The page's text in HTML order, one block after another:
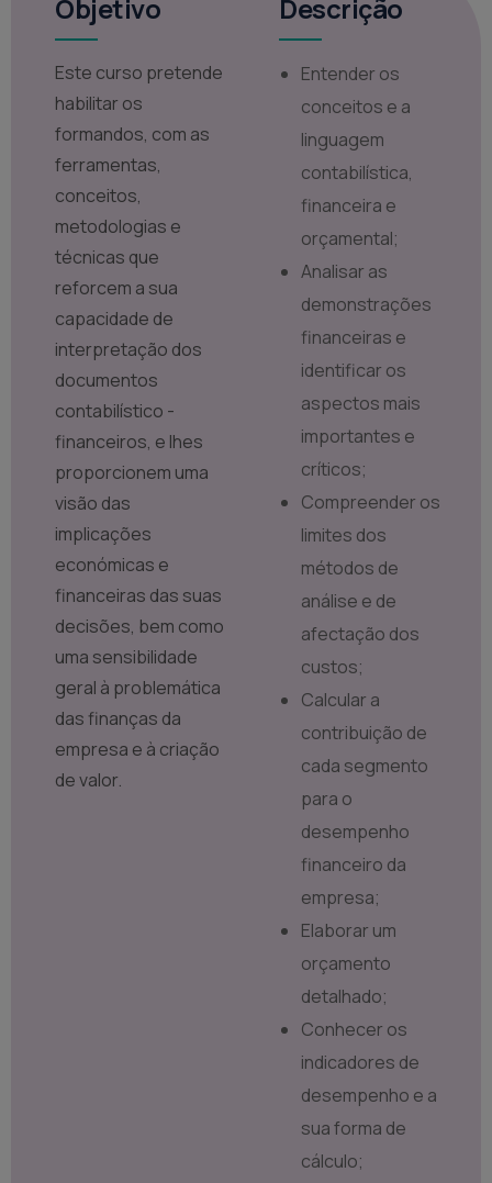
Objetivo
Este curso pretende
habilitar os
formandos, com as
ferramentas,
conceitos,
metodologias e
técnicas que
reforcem a sua
capacidade de
interpretação dos
documentos
contabilístico -
financeiros, e lhes
proporcionem uma
visão das
implicações
económicas e
financeiras das suas
decisões, bem como
uma sensibilidade
geral à problemática
das finanças da
empresa e à criação
de valor.
Descrição
Entender os
conceitos e a
linguagem
contabilística,
financeira e
orçamental;
Analisar as
demonstrações
financeiras e
identificar os
aspectos mais
importantes e
críticos;
Compreender os
limites dos
métodos de
análise e de
afectação dos
custos;
Calcular a
contribuição de
cada segmento
para o
desempenho
financeiro da
empresa;
Elaborar um
orçamento
detalhado;
Conhecer os
indicadores de
desempenho e a
sua forma de
cálculo;